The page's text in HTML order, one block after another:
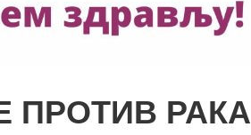
ПРОТИВ РАКА